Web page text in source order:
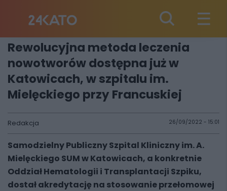
Rewolucyjna metoda leczenia
nowotworów dostępna już w
Katowicach, w szpitalu im.
Mielęckiego przy Francuskiej
Redakcja 26/09/2022 - 15:01
Samodzielny Publiczny Szpital Kliniczny im. A.
Mielęckiego SUM w Katowicach, a konkretnie
Oddział Hematologii i Transplantacji Szpiku,
dostał akredytację na stosowanie przełomowej